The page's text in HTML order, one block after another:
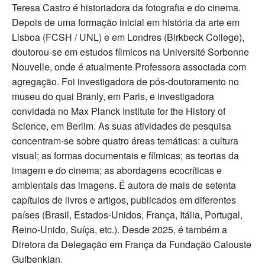
Teresa Castro é historiadora da fotografia e do cinema.
Depois de uma formação inicial em história da arte em
Lisboa (FCSH / UNL) e em Londres (Birkbeck College),
doutorou-se em estudos fílmicos na Université Sorbonne
Nouvelle, onde é atualmente Professora associada com
agregação. Foi investigadora de pós-doutoramento no
museu do quai Branly, em Paris, e investigadora
convidada no Max Planck Institute for the History of
Science, em Berlim. As suas atividades de pesquisa
concentram-se sobre quatro áreas temáticas: a cultura
visual; as formas documentais e fílmicas; as teorias da
imagem e do cinema; as abordagens ecocríticas e
ambientais das imagens. É autora de mais de setenta
capítulos de livros e artigos, publicados em diferentes
países (Brasil, Estados-Unidos, França, Itália, Portugal,
Reino-Unido, Suíça, etc.). Desde 2025, é também a
Diretora da Delegação em França da Fundação Calouste
Gulbenkian.